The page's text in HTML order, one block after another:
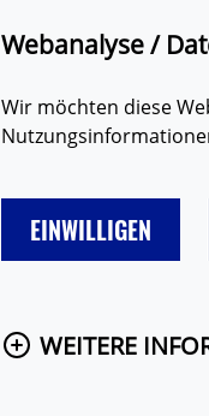
Webanalyse /
Wir möchten diese
EINWILLIGEN
WEITERE
FREUNDE & FAMILIE